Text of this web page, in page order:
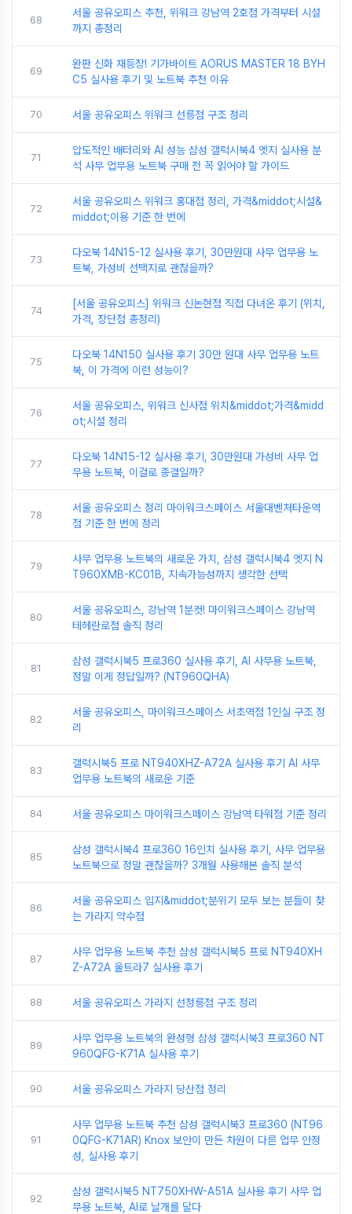
68
서울 공유오피스 추천, 위워크 강남역 2호점 가격부터 시설
까지 총정리
69
완판 신화 재등장! 기가바이트 AORUS MASTER 18 BYH
C5 실사용 후기 및 노트북 추천 이유
70 서울 공유오피스 위워크 선릉점 구조 정리
71
압도적인 배터리와 AI 성능 삼성 갤럭시북4 엣지 실사용 분
석 사무 업무용 노트북 구매 전 꼭 읽어야 할 가이드
72
서울 공유오피스 위워크 홍대점 정리, 가격&middot;시설&
middot;이용 기준 한 번에
73
다오북 14N15-12 실사용 후기, 30만원대 사무 업무용 노
트북, 가성비 선택지로 괜찮을까?
74
[서울 공유오피스] 위워크 신논현점 직접 다녀온 후기 (위치,
가격, 장단점 총정리)
75
다오북 14N150 실사용 후기 30만 원대 사무 업무용 노트
북, 이 가격에 이런 성능이?
76
서울 공유오피스, 위워크 신사점 위치&middot;가격&midd
ot;시설 정리
77
다오북 14N15-12 실사용 후기, 30만원대 가성비 사무 업
무용 노트북, 이걸로 종결일까?
78
서울 공유오피스 정리 마이워크스페이스 서울대벤처타운역
점 기준 한 번에 정리
79
사무 업무용 노트북의 새로운 가치, 삼성 갤럭시북4 엣지 N
T960XMB-KC01B, 지속가능성까지 생각한 선택
80
서울 공유오피스, 강남역 1분컷! 마이워크스페이스 강남역
테헤란로점 솔직 정리
81
삼성 갤럭시북5 프로360 실사용 후기, AI 사무용 노트북,
정말 이게 정답일까? (NT960QHA)
82
서울 공유오피스, 마이워크스페이스 서초역점 1인실 구조 정
리
83
갤럭시북5 프로 NT940XHZ-A72A 실사용 후기 AI 사무
업무용 노트북의 새로운 기준
84 서울 공유오피스 마이워크스페이스 강남역 타워점 기준 정리
85
삼성 갤럭시북4 프로360 16인치 실사용 후기, 사무 업무용
노트북으로 정말 괜찮을까? 3개월 사용해본 솔직 분석
86
서울 공유오피스 입지&middot;분위기 모두 보는 분들이 찾
는 가라지 약수점
87
사무 업무용 노트북 추천 삼성 갤럭시북5 프로 NT940XH
Z-A72A 울트라7 실사용 후기
88 서울 공유오피스 가라지 선정릉점 구조 정리
89
사무 업무용 노트북의 완성형 삼성 갤럭시북3 프로360 NT
960QFG-K71A 실사용 후기
90 서울 공유오피스 가라지 당산점 정리
91
사무 업무용 노트북 추천 삼성 갤럭시북3 프로360 (NT96
0QFG-K71AR) Knox 보안이 만든 차원이 다른 업무 안정
성, 실사용 후기
92
삼성 갤럭시북5 NT750XHW-A51A 실사용 후기 사무 업
무용 노트북, AI로 날개를 달다